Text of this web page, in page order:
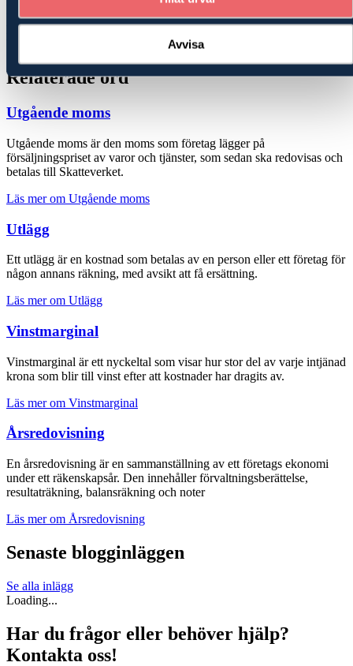
Avvisa
utjämning av resultat mellan olika räkenskapsår
Räkenskapsår– Den tidsperiod, vanligtvis tolv månader, som ett
Relaterade ord
Utgående moms
Utgående moms är den moms som företag lägger på
försäljningspriset av varor och tjänster, som sedan ska redovisas och
betalas till Skatteverket.
Läs mer om Utgående moms
Utlägg
Ett utlägg är en kostnad som betalas av en person eller ett företag för
någon annans räkning, med avsikt att få ersättning.
Läs mer om Utlägg
Vinst­marginal
Vinstmarginal är ett nyckeltal som visar hur stor del av varje intjänad
krona som blir till vinst efter att kostnader har dragits av.
Läs mer om Vinst­marginal
Årsredovisning
En årsredovisning är en sammanställning av ett företags ekonomi
under ett räkenskapsår. Den innehåller förvaltningsberättelse,
resultaträkning, balansräkning och noter
Läs mer om Årsredovisning
Senaste blogginläggen
Se alla inlägg
Loading...
Har du frågor eller behöver hjälp?
Kontakta oss!